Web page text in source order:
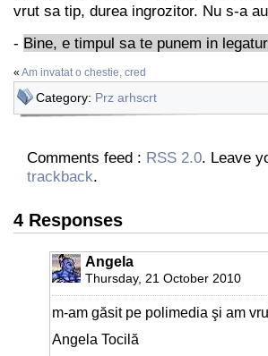
vrut sa tip, durea ingrozitor. Nu s-a
- Bine, e timpul sa te punem in
« Am invatat o chestie, cred
Category: Prz arhscrt
Comments feed : RSS 2.0. Leave
trackback.
4 Responses
Angela
Thursday, 21 October 2010
m-am găsit pe polimedia şi am
Angela Tocilă